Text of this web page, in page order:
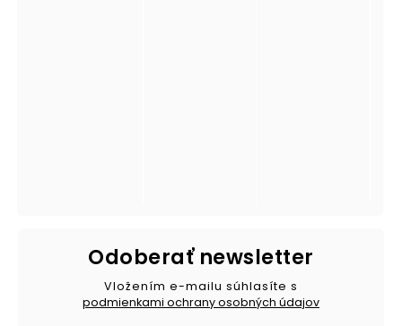
Odoberať newsletter
Vložením e-mailu súhlasíte s
podmienkami ochrany osobných údajov